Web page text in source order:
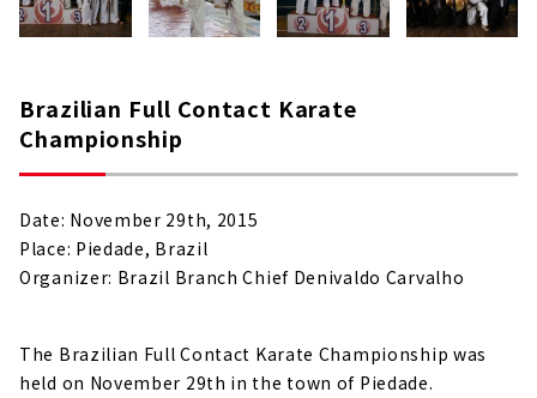
Brazilian Full Contact Karate
Championship
Date: November 29th, 2015
Place: Piedade, Brazil
Organizer: Brazil Branch Chief Denivaldo Carvalho
The Brazilian Full Contact Karate Championship was
held on November 29th in the town of Piedade.